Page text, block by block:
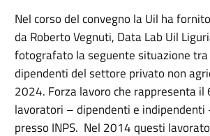
Nel corso del convegno la Uil ha
da Roberto Vegnuti, Data Lab Uil
fotografato la seguente situazione
dipendenti del settore privato non
2024. Forza lavoro che rappresenta il
lavoratori – dipendenti e indipendenti
presso INPS. Nel 2014 questi